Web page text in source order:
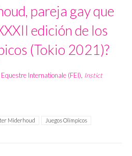
pareja gay que
edición de los
(Tokio 2021)?
Internationale (FEI), Instict
Miderhoud Juegos Olímpicos